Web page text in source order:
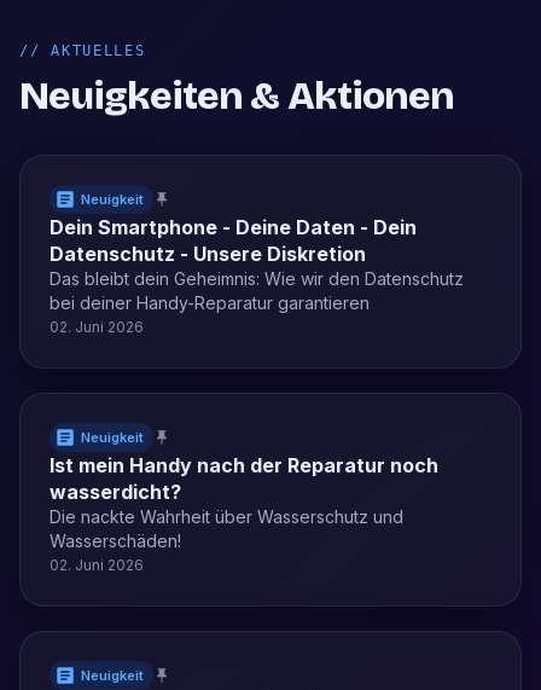
//AKTUELLES
Neuigkeiten & Aktionen
Neuigkeit
Dein Smartphone - Deine Daten - Dein
Datenschutz - Unsere Diskretion
Das bleibt dein Geheimnis: Wie wir den Datenschutz
bei deiner Handy-Reparatur garantieren
02. Juni 2026
Neuigkeit
Ist mein Handy nach der Reparatur noch
wasserdicht?
Die nackte Wahrheit über Wasserschutz und
Wasserschäden!
02. Juni 2026
Neuigkeit